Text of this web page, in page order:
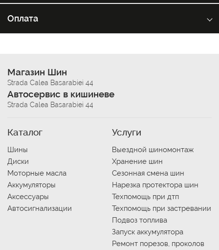
Оплата
Магазин Шин
Strada Calea Basarabiei 44
Автосервис в кишиневе
Strada Calea Basarabiei 44
Каталог
Шины
Диски
Моторные масла
Аккумуляторы
Аксессуары
Автосигнализации
Услуги
Выездной шиномонтаж
Хранение шин
Сезонная смена шин
Нарезка протектора шин
Техпомощь при дтп
Техпомощь при застревании
Подвоз топлива
Запуск аккумулятора
Ремонт порезов, проколов